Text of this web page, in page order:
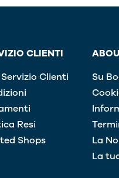
CLIENTI
Servizio Clienti
Resi
Shops
Su
La
La